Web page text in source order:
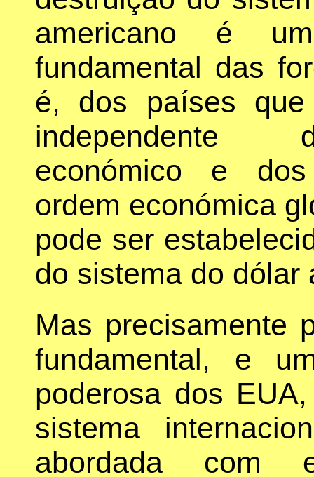
americano é
fundamental das
é, dos países que
independente
económico e dos
ordem económica
pode ser
do sistema do dólar
Mas precisamente
fundamental, e
poderosa dos
sistema
abordada com